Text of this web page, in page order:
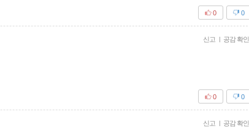
0
0
신고 | 공감 확인
0
0
신고 | 공감 확인